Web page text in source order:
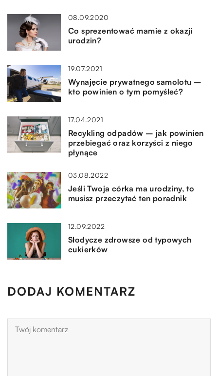
08.09.2020
Co sprezentować mamie z okazji
urodzin?
19.07.2021
Wynajęcie prywatnego samolotu –
kto powinien o tym pomyśleć?
17.04.2021
Recykling odpadów – jak powinien
przebiegać oraz korzyści z niego
płynące
03.08.2022
Jeśli Twoja córka ma urodziny, to
musisz przeczytać ten poradnik
12.09.2022
Słodycze zdrowsze od typowych
cukierków
DODAJ KOMENTARZ